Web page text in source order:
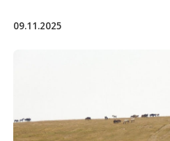
09.11.2025